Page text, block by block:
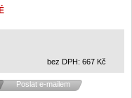
bez DPH: 667 Kč
Poslat e-mailem